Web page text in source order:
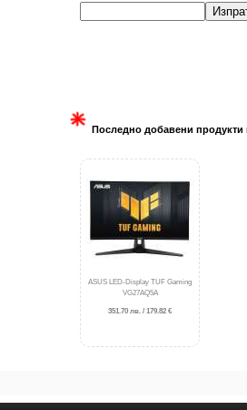
Последно добавени продукти
ASUS LED-Display TUF Gaming
VG27AQ5A
351.70 лв. / 179.82 €